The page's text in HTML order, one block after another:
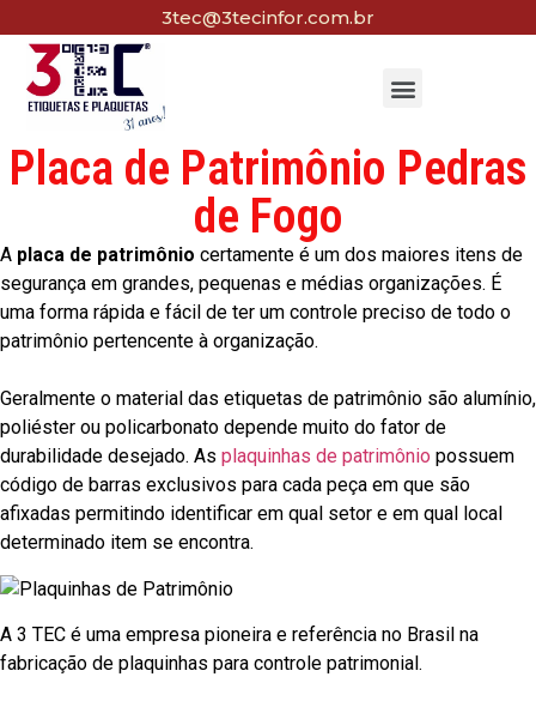
3tec@3tecinfor.com.br
Placa de Patrimônio Pedras
de Fogo
A placa de patrimônio certamente é um dos maiores itens de
segurança em grandes, pequenas e médias organizações. É
uma forma rápida e fácil de ter um controle preciso de todo o
patrimônio pertencente à organização.
Geralmente o material das etiquetas de patrimônio são alumínio,
poliéster ou policarbonato depende muito do fator de
durabilidade desejado. As plaquinhas de patrimônio possuem
código de barras exclusivos para cada peça em que são
afixadas permitindo identificar em qual setor e em qual local
determinado item se encontra.
A 3 TEC é uma empresa pioneira e referência no Brasil na
fabricação de plaquinhas para controle patrimonial.